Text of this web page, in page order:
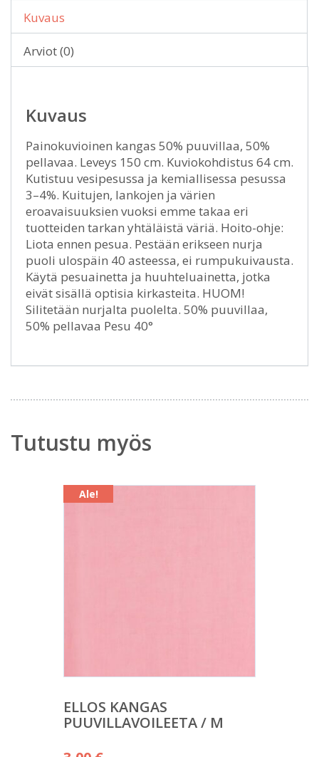
Kuvaus
Arviot (0)
Kuvaus
Painokuvioinen kangas 50% puuvillaa, 50%
pellavaa. Leveys 150 cm. Kuviokohdistus 64 cm.
Kutistuu vesipesussa ja kemiallisessa pesussa
3–4%. Kuitujen, lankojen ja värien
eroavaisuuksien vuoksi emme takaa eri
tuotteiden tarkan yhtäläistä väriä. Hoito-ohje:
Liota ennen pesua. Pestään erikseen nurja
puoli ulospäin 40 asteessa, ei rumpukuivausta.
Käytä pesuainetta ja huuhteluainetta, jotka
eivät sisällä optisia kirkasteita. HUOM!
Silitetään nurjalta puolelta. 50% puuvillaa,
50% pellavaa Pesu 40°
Tutustu myös
Ale!
ELLOS KANGAS
PUUVILLAVOILEETA / M